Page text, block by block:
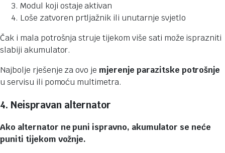
Modul koji ostaje aktivan
Loše zatvoren prtljažnik ili unutarnje svjetlo
Čak i mala potrošnja struje tijekom više sati može isprazniti
slabiji akumulator.
Najbolje rješenje za ovo je mjerenje parazitske potrošnje
u servisu ili pomoću multimetra.
4. Neispravan alternator
Ako alternator ne puni ispravno, akumulator se neće
puniti tijekom vožnje.